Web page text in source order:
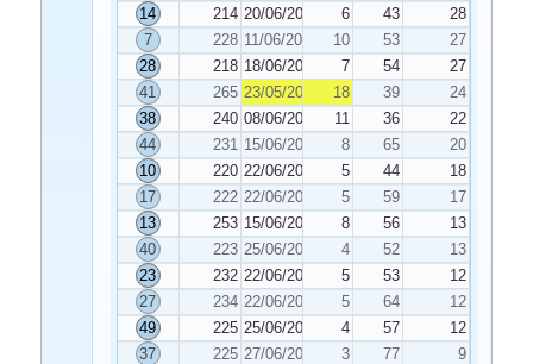
14
214 20/06/2022 6 43
28
7
228 11/06/2022 10 53
27
28
218 18/06/2022 7 54
27
41
265 23/05/2022 18 39
24
38
240 08/06/2022 11 36
22
44
231 15/06/2022 8 65
20
10
220 22/06/2022 5 44
18
17
222 22/06/2022 5 59
17
13
253 15/06/2022 8 56
13
40
223 25/06/2022 4 52
13
23
232 22/06/2022 5 53
12
27
234 22/06/2022 5 64
12
49
225 25/06/2022 4 57
12
37
225 27/06/2022 3 77
9